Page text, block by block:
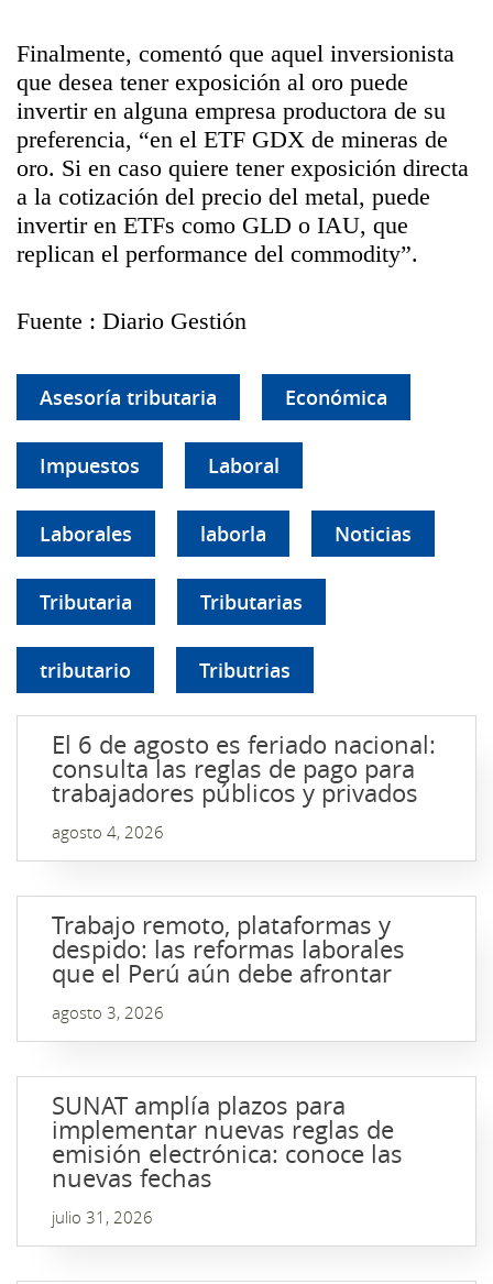
Finalmente, comentó que aquel inversionista
que desea tener exposición al oro puede
invertir en alguna empresa productora de su
preferencia, “en el ETF GDX de mineras de
oro. Si en caso quiere tener exposición directa
a la cotización del precio del metal, puede
invertir en ETFs como GLD o IAU, que
replican el performance del commodity”.
Fuente : Diario Gestión
Asesoría tributaria Económica
Impuestos Laboral
Laborales laborla Noticias
Tributaria Tributarias
tributario Tributrias
El 6 de agosto es feriado nacional:
consulta las reglas de pago para
trabajadores públicos y privados
agosto 4, 2026
Trabajo remoto, plataformas y
despido: las reformas laborales
que el Perú aún debe afrontar
agosto 3, 2026
SUNAT amplía plazos para
implementar nuevas reglas de
emisión electrónica: conoce las
nuevas fechas
julio 31, 2026